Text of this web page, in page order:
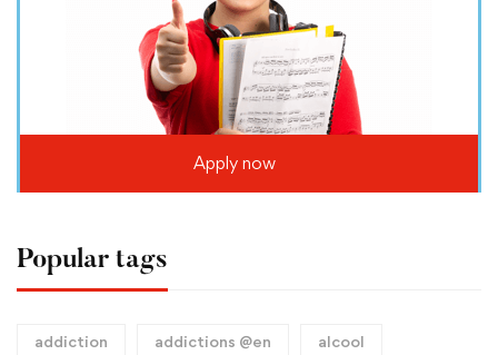
Apply now
Popular tags
addiction addictions @en alcool